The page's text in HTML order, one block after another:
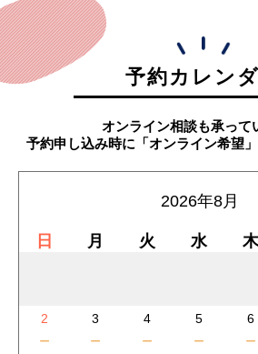
予約カレン
オンライン相談も承って
予約申し込み時に「オンライン希望
2026年8月
日 月 火 水 木
2
－
3
－
4
－
5
－
6
－